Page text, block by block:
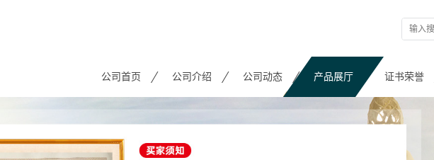
公司首页 公司介绍 公司动态 产品展厅 证书荣誉